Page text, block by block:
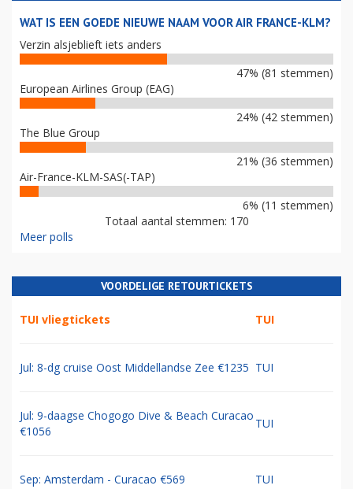
WAT IS EEN GOEDE NIEUWE NAAM VOOR AIR FRANCE-KLM?
Verzin alsjeblieft iets anders
47% (81 stemmen)
European Airlines Group (EAG)
24% (42 stemmen)
The Blue Group
21% (36 stemmen)
Air-France-KLM-SAS(-TAP)
6% (11 stemmen)
Totaal aantal stemmen: 170
Meer polls
VOORDELIGE RETOURTICKETS
TUI vliegtickets TUI
Jul: 8-dg cruise Oost Middellandse Zee €1235 TUI
Jul: 9-daagse Chogogo Dive & Beach Curacao
€1056
TUI
Sep: Amsterdam - Curacao €569 TUI